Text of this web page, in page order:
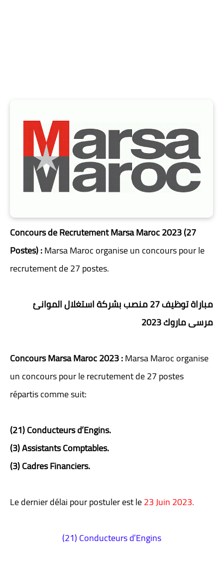
Concours de Recrutement Marsa Maroc 2023 (27
Postes) :Marsa Maroc organise un concours pour le
recrutement de 27 postes.
مباراة توظيف 27 منصب بشركة استغلال الموانئ
مرسى ماروك 2023
Concours Marsa Maroc 2023 :Marsa Maroc organise
un concours pour le recrutement de 27 postes
répartis comme suit:
(21) Conducteurs d’Engins.
(3) Assistants Comptables.
(3) Cadres Financiers.
Le dernier délai pour postuler est le23 Juin 2023.
(21) Conducteurs d’Engins